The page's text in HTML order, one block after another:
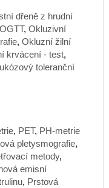
dřeně z hrudní
OGTT, Okluzivní
, Okluzní žilní
krvácení - test,
toleranční
, PET, PH-metrie
pletysmografie,
metody,
emisní
, Prstová